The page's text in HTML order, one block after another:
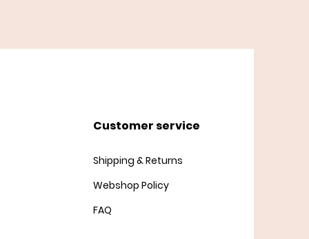
Customer service
Shipping & Returns
Webshop Policy
FAQ